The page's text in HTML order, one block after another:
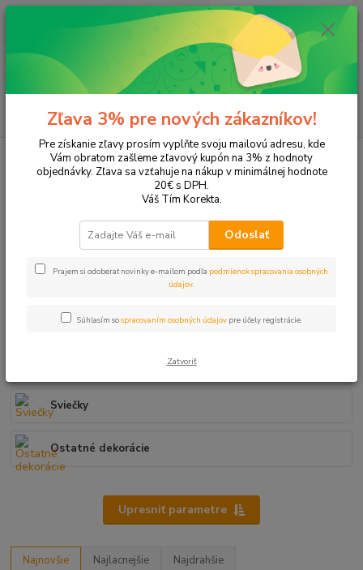
Hľadať
ks
za 0,00 EUR
Párty, oslavy a gastro Ozdoby, dekorácie
Ozdoby, dekorácie
V tejto kategórii nájdete vodné, klasické či modelovacie balóny.
Máme pre Vás aj balónový set, ktorý obsahuje modelovacie
balóny a pumpu.
Girlandy, lampióny
Sviečky
Ostatné dekorácie
Upresniť parametre
Najnovšie Najlacnejšie Najdrahšie
Zľava 3% pre nových zákazníkov!
Pre získanie zľavy prosím vyplňte svoju mailovú adresu, kde
Vám obratom zašleme zľavový kupón na 3% z hodnoty
objednávky. Zľava sa vzťahuje na nákup v minimálnej hodnote
20€ s DPH.
Váš Tím Korekta.
Odoslať
Prajem si odoberať novinky e-mailom podľa podmienok spracovania osobných
údajov.
Súhlasím sospracovaním osobných údajov pre účely registrácie.
Zatvoriť